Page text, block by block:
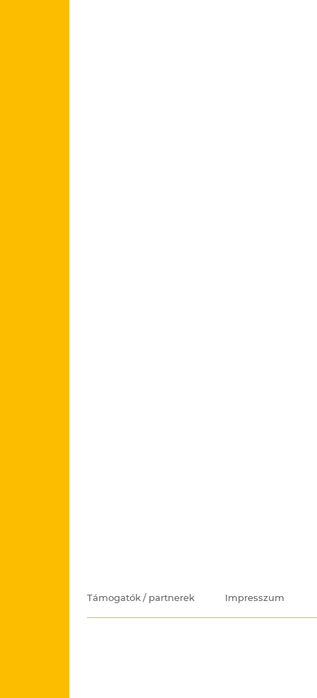
Támogatók / partnerek Impresszum